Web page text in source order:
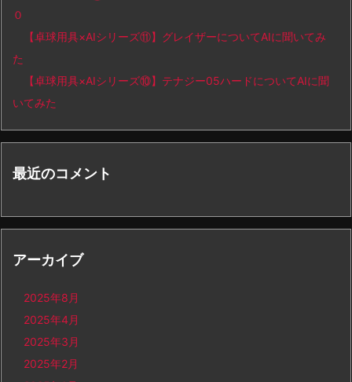
０
【卓球用具×AIシリーズ⑪】グレイザーについてAIに聞いてみ
た
【卓球用具×AIシリーズ⑩】テナジー05ハードについてAIに聞
いてみた
最近のコメント
アーカイブ
2025年8月
2025年4月
2025年3月
2025年2月